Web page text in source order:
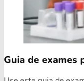
Guia de exames